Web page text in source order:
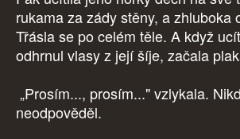
rukama za zády stěny, a zhluboka
Třásla se po celém těle. A když
odhrnul vlasy z její šíje, začala
„Prosím..., prosím..." vzlykala.
neodpověděl.